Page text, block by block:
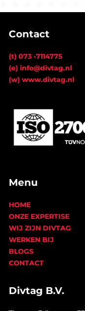
Contact
(t) 073 -7114775
(e) info@divtag.nl
(w) www.divtag.nl
Menu
HOME
ONZE EXPERTISE
WIJ ZIJN DIVTAG
WERKEN BIJ
BLOGS
CONTACT
Divtag B.V.